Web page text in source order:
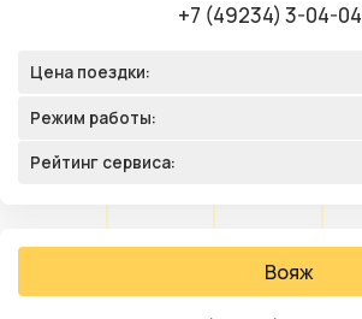
+7 (49234) 3-04-04
Цена поездки:
Режим работы:
Рейтинг сервиса:
Вояж